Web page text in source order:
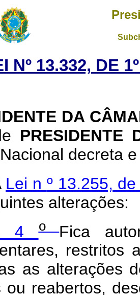
Nº 13.332, DE
DA
PRESIDENTE
decreta
Lei n º 13.255,
alterações:
4o Fica
restritos
as alterações
ou reabertos,